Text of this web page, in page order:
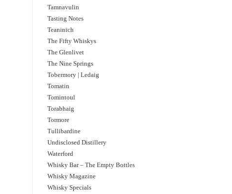
Tamnavulin
Tasting Notes
Teaninich
The Fifty Whiskys
The Glenlivet
The Nine Springs
Tobermory | Ledaig
Tomatin
Tomintoul
Torabhaig
Tormore
Tullibardine
Undisclosed Distillery
Waterford
Whisky Bar – The Empty Bottles
Whisky Magazine
Whisky Specials